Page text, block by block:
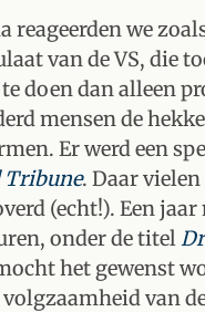
reageerden we
van de VS, die
doen dan alleen
mensen de
Er werd een
. Daar
(echt!). Een
onder de titel
het gewenst
van